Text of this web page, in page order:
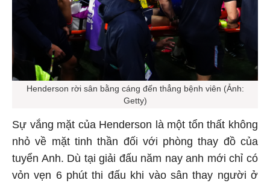
Henderson rời sân bằng cáng đến thẳng bệnh viên (Ảnh:
Getty)
Sự vắng mặt của Henderson là một tổn thất không
nhỏ về mặt tinh thần đối với phòng thay đồ của
tuyển Anh. Dù tại giải đấu năm nay anh mới chỉ có
vỏn vẹn 6 phút thi đấu khi vào sân thay người ở